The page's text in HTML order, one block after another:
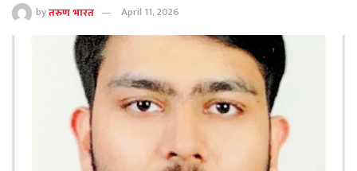
byतरुण भारत April 11, 2026